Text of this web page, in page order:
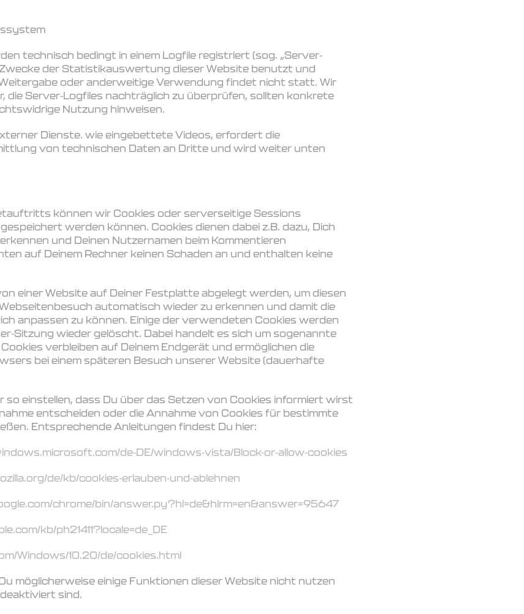
technisch bedingt in einem Logfile registriert (sog. „Server-
der Statistikauswertung dieser Website benutzt und
oder anderweitige Verwendung findet nicht statt. Wir
die Server-Logfiles nachträglich zu überprüfen, sollten konkrete
Nutzung hinweisen.
Dienste. wie eingebettete Videos, erfordert die
von technischen Daten an Dritte und wird weiter unten
können wir Cookies oder serverseitige Sessions
werden können. Cookies dienen dabei z.B. dazu, Dich
und Deinen Nutzernamen beim Kommentieren
auf Deinem Rechner keinen Schaden an und enthalten keine
einer Website auf Deiner Festplatte abgelegt werden, um diesen
automatisch wieder zu erkennen und damit die
anpassen zu können. Einige der verwendeten Cookies werden
Sitzung wieder gelöscht. Dabei handelt es sich um sogenannte
verbleiben auf Deinem Endgerät und ermöglichen die
bei einem späteren Besuch unserer Website (dauerhafte
so einstellen, dass Du über das Setzen von Cookies informiert wirst
entscheiden oder die Annahme von Cookies für bestimmte
Entsprechende Anleitungen findest Du hier:
de-DE/windows-vista/Block-or-allow-cookies
de/kb/cookies-erlauben-und-ablehnen
chrome/bin/answer.py?hl=de&hlrm=en&answer=95647
kb/ph21411?locale=de_DE
Windows/10.20/de/cookies.html
möglicherweise einige Funktionen dieser Website nicht nutzen
sind.